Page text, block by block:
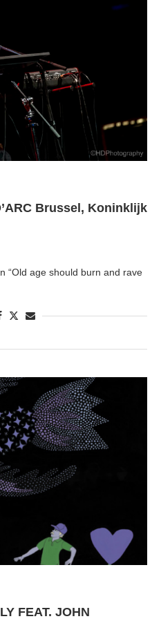
Brussel, Koninklijk
“Old age should burn and rave
FEAT. JOHN